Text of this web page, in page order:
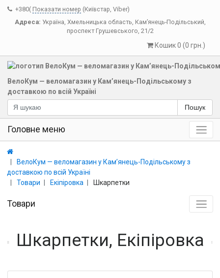
+380( Показати номер (Київстар, Viber)
Адреса: Україна, Хмельницька область, Кам’янець-Подільський,
проспект Грушевського, 21/2
Кошик 0 (0 грн.)
ВелоКум — веломагазин у Кам’янець-Подільському з
доставкою по всій Україні
Пошук
Головне меню
ВелоКум — веломагазин у Кам’янець-Подільському з
доставкою по всій Україні
Товари
Екіпіровка Шкарпетки
Товари
Шкарпетки, Екіпіровка